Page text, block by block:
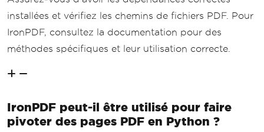
installées et vérifiez les chemins de fichiers PDF. Pour
IronPDF, consultez la documentation pour des
méthodes spécifiques et leur utilisation correcte.
IronPDF peut-il être utilisé pour faire
pivoter des pages PDF en Python ?